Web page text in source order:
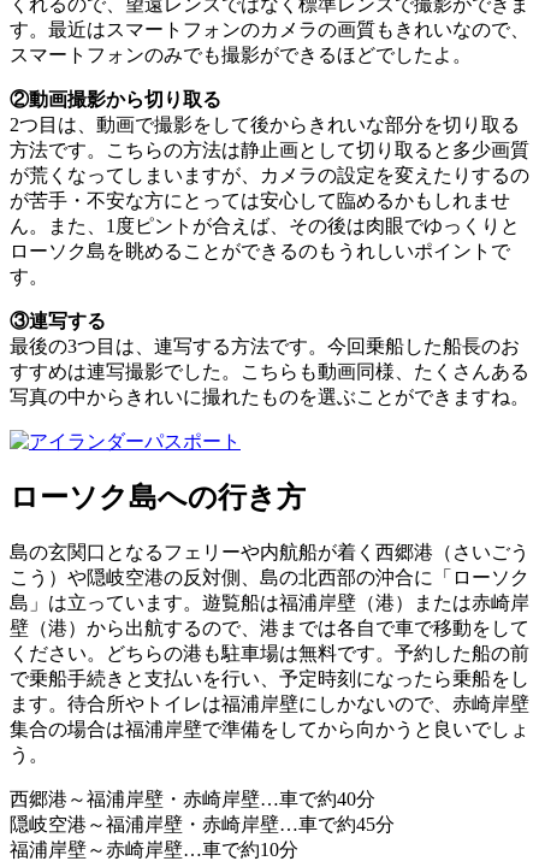
す。最近はスマートフォンのカメラの画質もきれいなので、
スマートフォンのみでも撮影ができるほどでしたよ。
②動画撮影から切り取る
2つ目は、動画で撮影をして後からきれいな部分を切り取る
方法です。こちらの方法は静止画として切り取ると多少画質
が荒くなってしまいますが、カメラの設定を変えたりするの
が苦手・不安な方にとっては安心して臨めるかもしれませ
ん。また、1度ピントが合えば、その後は肉眼でゆっくりと
ローソク島を眺めることができるのもうれしいポイントで
す。
③連写する
最後の3つ目は、連写する方法です。今回乗船した船長のお
すすめは連写撮影でした。こちらも動画同様、たくさんある
写真の中からきれいに撮れたものを選ぶことができますね。
ローソク島への行き方
島の玄関口となるフェリーや内航船が着く西郷港（さいごう
こう）や隠岐空港の反対側、島の北西部の沖合に「ローソク
島」は立っています。遊覧船は福浦岸壁（港）または赤崎岸
壁（港）から出航するので、港までは各自で車で移動をして
ください。どちらの港も駐車場は無料です。予約した船の前
で乗船手続きと支払いを行い、予定時刻になったら乗船をし
ます。待合所やトイレは福浦岸壁にしかないので、赤崎岸壁
集合の場合は福浦岸壁で準備をしてから向かうと良いでしょ
う。
西郷港～福浦岸壁・赤崎岸壁…車で約40分
隠岐空港～福浦岸壁・赤崎岸壁…車で約45分
福浦岸壁～赤崎岸壁…車で約10分